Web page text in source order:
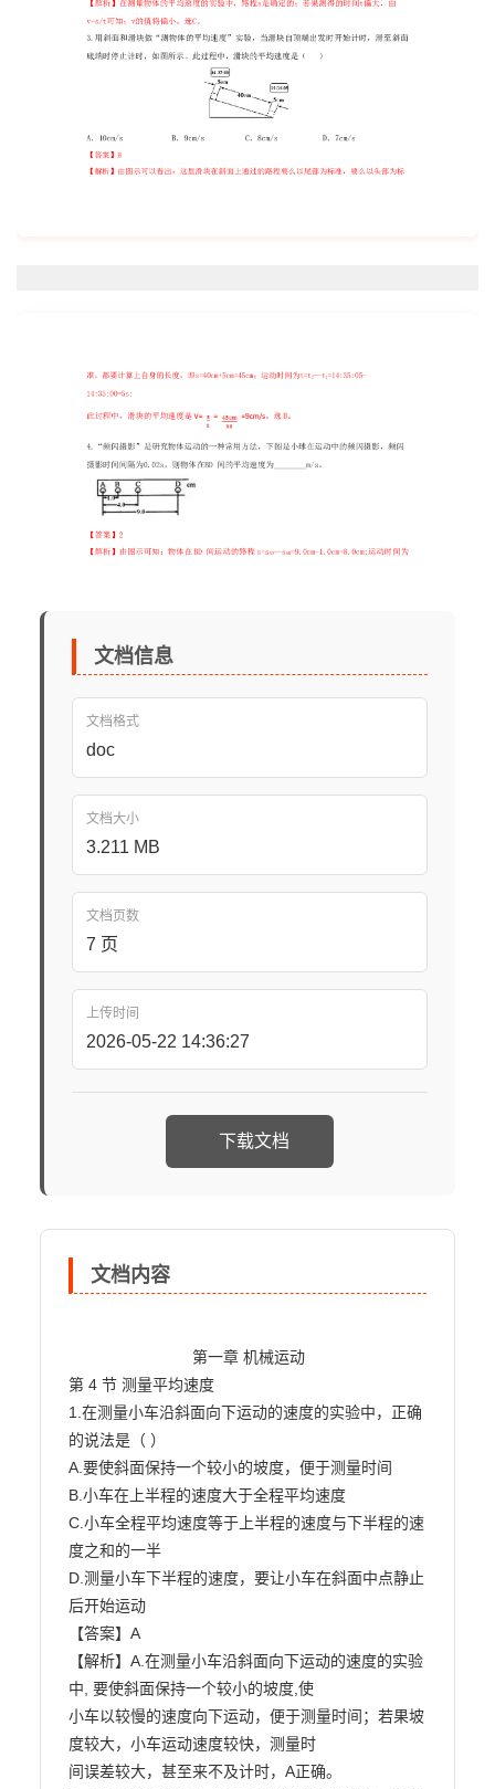
文档信息
文档格式
doc
文档大小
3.211 MB
文档页数
7 页
上传时间
2026-05-22 14:36:27
下载文档
文档内容
第 4 节 测量平均速度
1.在测量小车沿斜面向下运动的速度的实验中，正确
的说法是（ ）
A.要使斜面保持一个较小的坡度，便于测量时间
B.小车在上半程的速度大于全程平均速度
C.小车全程平均速度等于上半程的速度与下半程的速
度之和的一半
D.测量小车下半程的速度，要让小车在斜面中点静止
后开始运动
【答案】A
【解析】A.在测量小车沿斜面向下运动的速度的实验
中, 要使斜面保持一个较小的坡度,使
小车以较慢的速度向下运动，便于测量时间；若果坡
度较大，小车运动速度较快，测量时
间误差较大，甚至来不及计时，A正确。